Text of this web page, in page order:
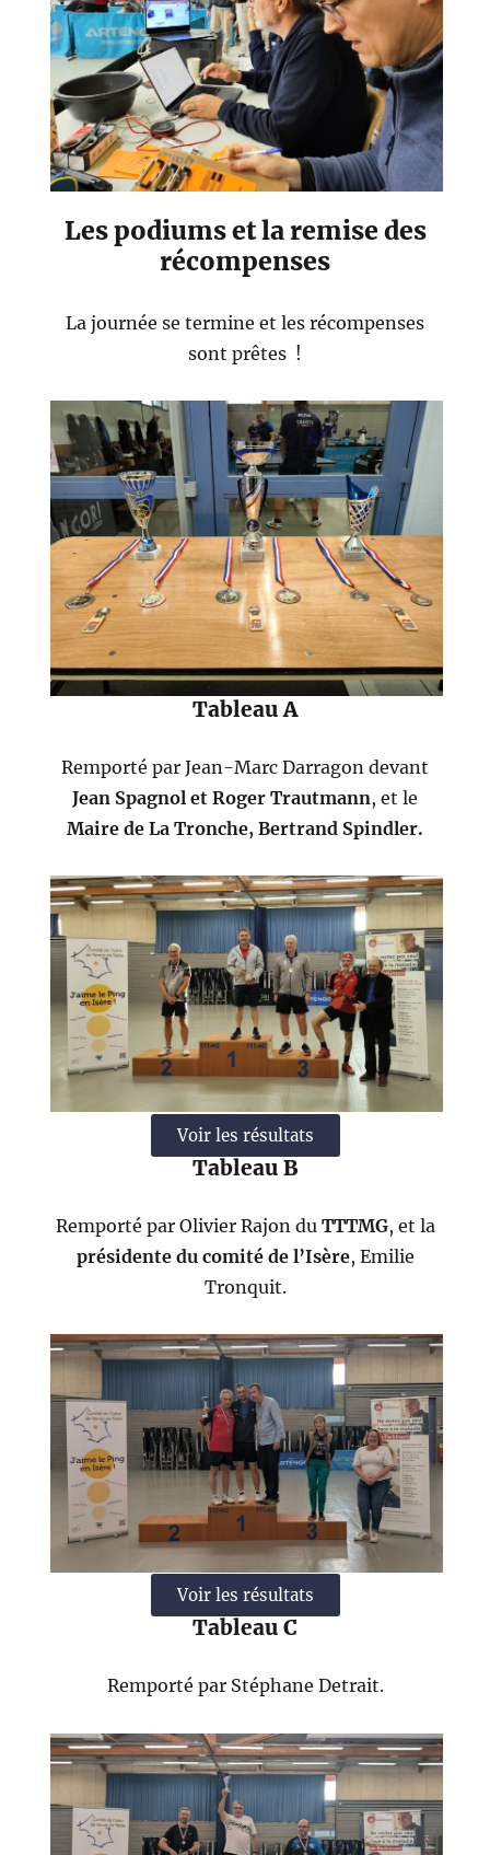
Les podiums et la remise des
récompenses
La journée se termine et les récompenses
sont prêtes !
Tableau A
Remporté par Jean-Marc Darragon devant
Jean Spagnol et Roger Trautmann, et le
Maire de La Tronche, Bertrand Spindler.
Voir les résultats
Tableau B
Remporté par Olivier Rajon du TTTMG, et la
présidente du comité de l’Isère, Emilie
Tronquit.
Voir les résultats
Tableau C
Remporté par Stéphane Detrait.